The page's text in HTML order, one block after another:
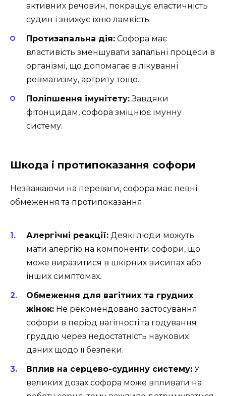
активних речовин, покращує еластичність
судин і знижує їхню ламкість.
Протизапальна дія: Софора має
властивість зменшувати запальні процеси в
організмі, що допомагає в лікуванні
ревматизму, артриту тощо.
Поліпшення імунітету:Завдяки
фітонцидам, софора зміцнює імунну
систему.
Шкода і протипоказання софори
Незважаючи на переваги, софора має певні
обмеження та протипоказання:
Алергічні реакції: Деякі люди можуть
мати алергію на компоненти софори, що
може виразитися в шкірних висипах або
інших симптомах.
Обмеження для вагітних та грудних
жінок: Не рекомендовано застосування
софори в період вагітності та годування
груддю через недостатність наукових
даних щодо її безпеки.
Вплив на серцево-судинну систему: У
великих дозах софора може впливати на